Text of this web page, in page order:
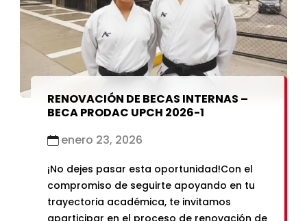
RENOVACIÓN DE BECAS INTERNAS –
BECA PRODAC UPCH 2026-1
enero 23, 2026
¡No dejes pasar esta oportunidad!Con el
compromiso de seguirte apoyando en tu
trayectoria académica, te invitamos
aparticipar en el proceso de renovación de